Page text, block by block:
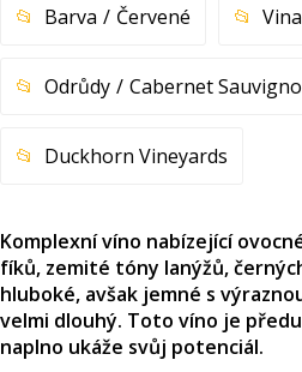
Barva Červené
Odrůdy Cabernet
Duckhorn Vineyards
Komplexní víno nabízející
fíků, zemité tóny lanýžů,
hluboké, avšak jemné s
velmi dlouhý. Toto víno je
naplno ukáže svůj potenciál.